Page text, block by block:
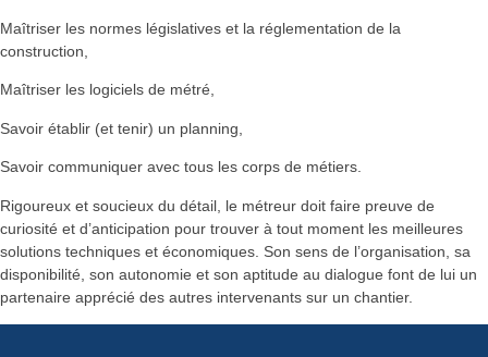
Maîtriser les normes législatives et la réglementation de la
construction,
Maîtriser les logiciels de métré,
Savoir établir (et tenir) un planning,
Savoir communiquer avec tous les corps de métiers.
Rigoureux et soucieux du détail, le métreur doit faire preuve de
curiosité et d’anticipation pour trouver à tout moment les meilleures
solutions techniques et économiques. Son sens de l’organisation, sa
disponibilité, son autonomie et son aptitude au dialogue font de lui un
partenaire apprécié des autres intervenants sur un chantier.